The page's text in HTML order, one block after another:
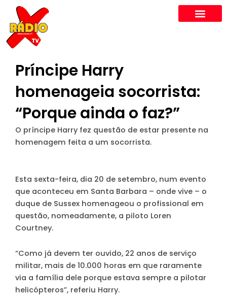
content
Príncipe Harry
homenageia socorrista:
“Porque ainda o faz?”
O príncipe Harry fez questão de estar presente na
homenagem feita a um socorrista.
Esta sexta-feira, dia 20 de setembro, num evento
que aconteceu em Santa Barbara – onde vive – o
duque de Sussex homenageou o profissional em
questão, nomeadamente, a piloto Loren
Courtney.
“Como já devem ter ouvido, 22 anos de serviço
militar, mais de 10.000 horas em que raramente
via a família dele porque estava sempre a pilotar
helicópteros”, referiu Harry.